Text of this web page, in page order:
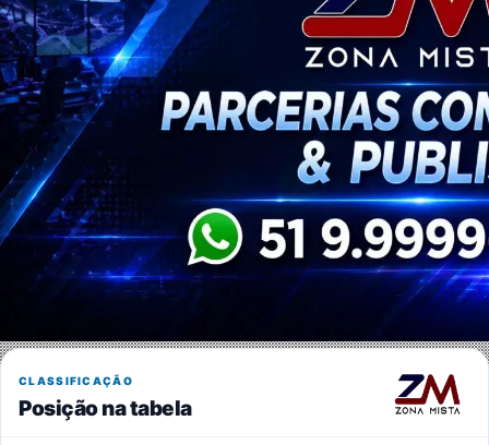
CLASSIFICAÇÃO
Posição na tabela